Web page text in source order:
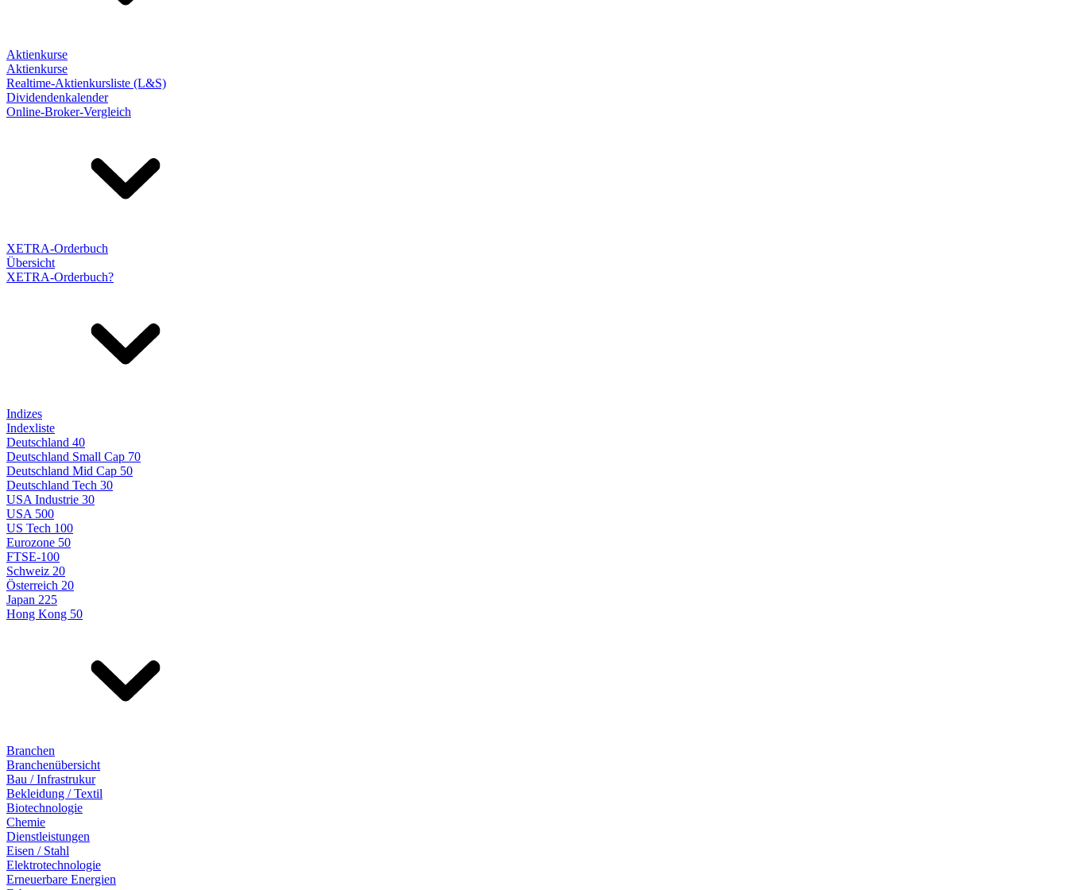
Aktienkurse
Aktienkurse
Realtime-Aktienkursliste (L&S)
Dividendenkalender
Online-Broker-Vergleich
XETRA-Orderbuch
Übersicht
XETRA-Orderbuch?
Indizes
Indexliste
Deutschland 40
Deutschland Small Cap 70
Deutschland Mid Cap 50
Deutschland Tech 30
USA Industrie 30
USA 500
US Tech 100
Eurozone 50
FTSE-100
Schweiz 20
Österreich 20
Japan 225
Hong Kong 50
Branchen
Branchenübersicht
Bau / Infrastrukur
Bekleidung / Textil
Biotechnologie
Chemie
Dienstleistungen
Eisen / Stahl
Elektrotechnologie
Erneuerbare Energien